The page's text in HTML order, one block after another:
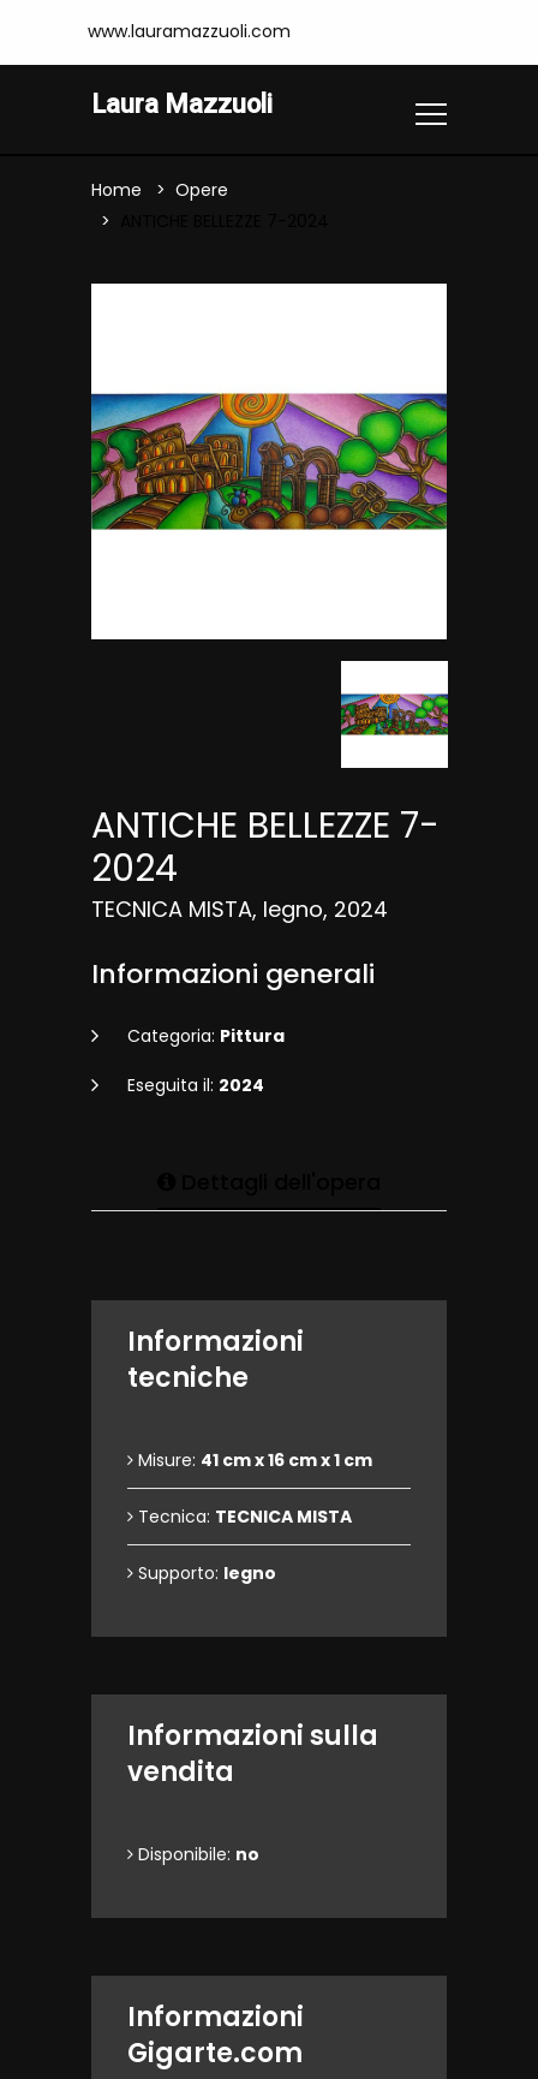
www.lauramazzuoli.com
Laura Mazzuoli
Home
Opere
ANTICHE BELLEZZE 7-
2024
TECNICA MISTA, legno, 2024
Informazioni generali
Categoria: Pittura
Eseguita il: 2024
Informazioni
tecniche
Misure: 41 cm x 16 cm x 1 cm
Tecnica: TECNICA MISTA
Supporto: legno
Informazioni sulla
vendita
Disponibile: no
Informazioni
Gigarte.com